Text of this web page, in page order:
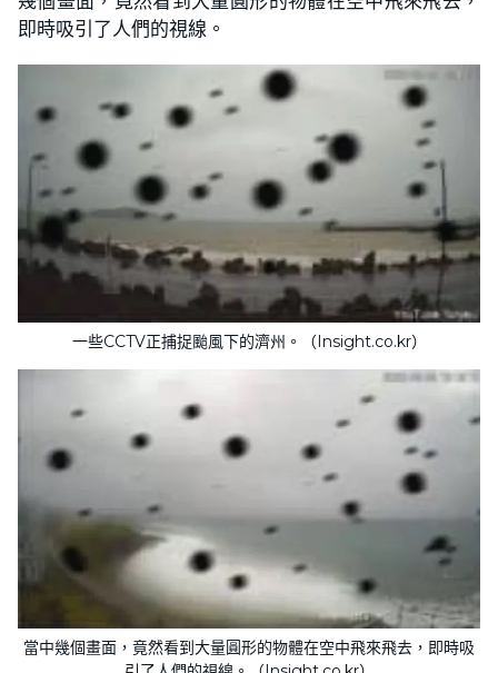
即時吸引了人們的視線。
一些CCTV正捕捉颱風下的濟州。（Insight.co.kr）
當中幾個畫面，竟然看到大量圓形的物體在空中飛來飛去，即時吸